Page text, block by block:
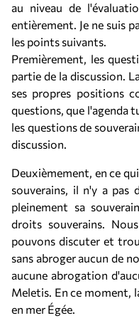
au niveau de
entièrement. Je ne suis
les points suivants.
Premièrement, les
partie de la discussion.
ses propres positions
questions, que l'agenda
les questions de
discussion.
Deuxièmement, en ce
souverains, il n'y a pas
pleinement sa
droits souverains.
pouvons discuter et
sans abroger aucun de
aucune abrogation
Meletis. En ce moment,
en mer Égée.